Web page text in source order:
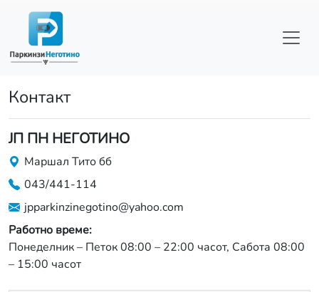
Skip to main content
Контакт
ЈП ПН НЕГОТИНО
Маршал Тито бб
043/441-114
jpparkinzinegotino@yahoo.com
Работно време:
Понеделник – Петок 08:00 – 22:00 часот, Сабота 08:00
– 15:00 часот